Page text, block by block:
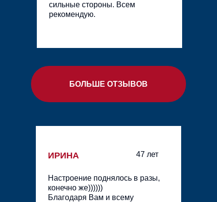
сильные стороны. Всем
рекомендую.
БОЛЬШЕ ОТЗЫВОВ
ИРИНА
Настроение поднялось в разы,
конечно же))))))
Благодаря Вам и всему
47 лет